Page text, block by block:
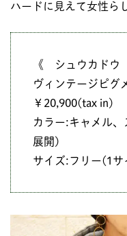
ハードに見えて女性ら
《 シュウカドウ
ヴィンテージピグ
￥20,900(tax in)
カラー:キャメル
展開)
サイズ:フリー(1サ